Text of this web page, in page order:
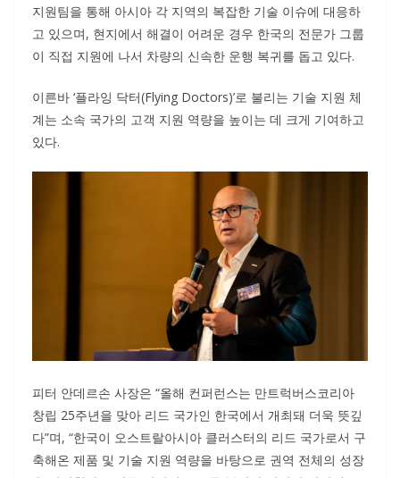
지원팀을 통해 아시아 각 지역의 복잡한 기술 이슈에 대응하
고 있으며, 현지에서 해결이 어려운 경우 한국의 전문가 그룹
이 직접 지원에 나서 차량의 신속한 운행 복귀를 돕고 있다.
이른바 ‘플라잉 닥터(Flying Doctors)’로 불리는 기술 지원 체
계는 소속 국가의 고객 지원 역량을 높이는 데 크게 기여하고
있다.
피터 안데르손 사장은 “올해 컨퍼런스는 만트럭버스코리아
창립 25주년을 맞아 리드 국가인 한국에서 개최돼 더욱 뜻깊
다”며, “한국이 오스트랄아시아 클러스터의 리드 국가로서 구
축해온 제품 및 기술 지원 역량을 바탕으로 권역 전체의 성장